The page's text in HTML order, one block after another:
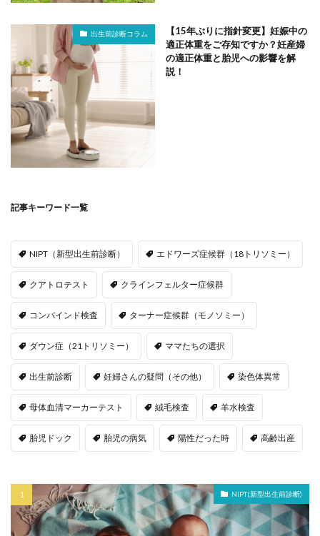
出生前診断コラム
【15年ぶりに指針変更】妊娠中の
適正体重をご存知ですか？妊産婦
の適正体重と胎児への影響を解
説！
記事キーワード一覧
NIPT（新型出生前診断） エドワーズ症候群（18トリソミー）
クアトロテスト クラインフェルター症候群
コンバインド検査 ターナー症候群（モノソミー）
ダウン症（21トリソミー） ママたちの選択
出生前診断 妊婦さんの疑問（その他） 染色体異常
母体血清マーカーテスト 絨毛検査 羊水検査
胎児ドック 胎児の病気 陽性だった時 高齢出産
NIPT(新型出生前診断)